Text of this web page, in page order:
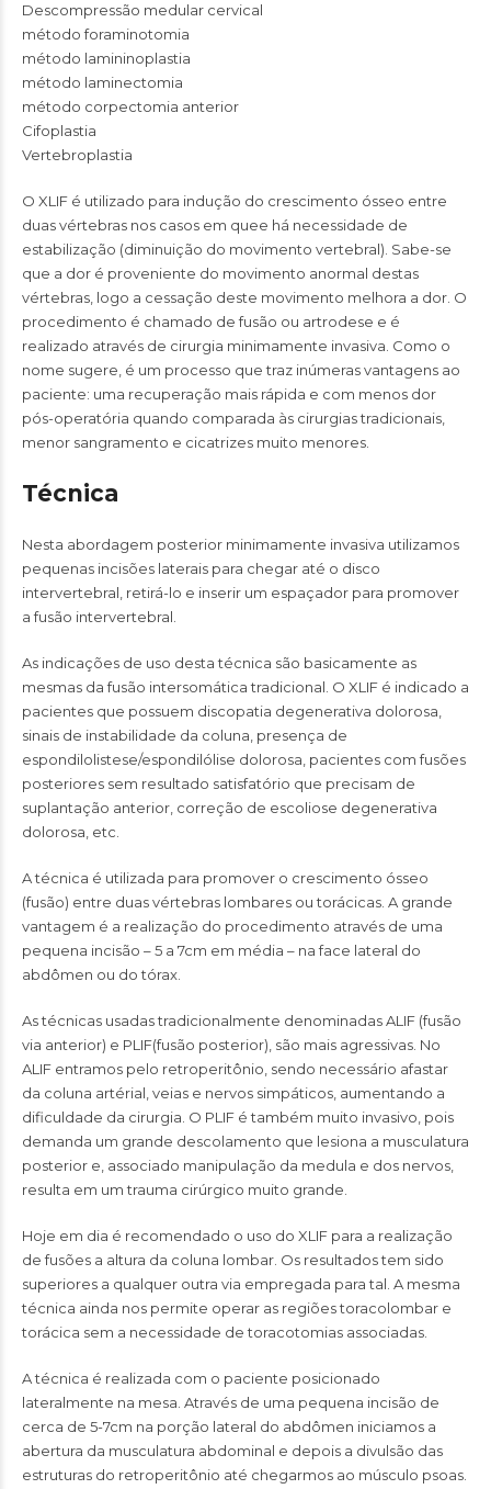
Descompressão medular cervical
método foraminotomia
método lamininoplastia
método laminectomia
método corpectomia anterior
Cifoplastia
Vertebroplastia
O XLIF é utilizado para indução do crescimento ósseo entre
duas vértebras nos casos em quee há necessidade de
estabilização (diminuição do movimento vertebral). Sabe-se
que a dor é proveniente do movimento anormal destas
vértebras, logo a cessação deste movimento melhora a dor. O
procedimento é chamado de fusão ou artrodese e é
realizado através de cirurgia minimamente invasiva. Como o
nome sugere, é um processo que traz inúmeras vantagens ao
paciente: uma recuperação mais rápida e com menos dor
pós-operatória quando comparada às cirurgias tradicionais,
menor sangramento e cicatrizes muito menores.
Técnica
Nesta abordagem posterior minimamente invasiva utilizamos
pequenas incisões laterais para chegar até o disco
intervertebral, retirá-lo e inserir um espaçador para promover
a fusão intervertebral.
As indicações de uso desta técnica são basicamente as
mesmas da fusão intersomática tradicional. O XLIF é indicado a
pacientes que possuem discopatia degenerativa dolorosa,
sinais de instabilidade da coluna, presença de
espondilolistese/espondilólise dolorosa, pacientes com fusões
posteriores sem resultado satisfatório que precisam de
suplantação anterior, correção de escoliose degenerativa
dolorosa, etc.
A técnica é utilizada para promover o crescimento ósseo
(fusão) entre duas vértebras lombares ou torácicas. A grande
vantagem é a realização do procedimento através de uma
pequena incisão – 5 a 7cm em média – na face lateral do
abdômen ou do tórax.
As técnicas usadas tradicionalmente denominadas ALIF (fusão
via anterior) e PLIF(fusão posterior), são mais agressivas. No
ALIF entramos pelo retroperitônio, sendo necessário afastar
da coluna artérial, veias e nervos simpáticos, aumentando a
dificuldade da cirurgia. O PLIF é também muito invasivo, pois
demanda um grande descolamento que lesiona a musculatura
posterior e, associado manipulação da medula e dos nervos,
resulta em um trauma cirúrgico muito grande.
Hoje em dia é recomendado o uso do XLIF para a realização
de fusões a altura da coluna lombar. Os resultados tem sido
superiores a qualquer outra via empregada para tal. A mesma
técnica ainda nos permite operar as regiões toracolombar e
torácica sem a necessidade de toracotomias associadas.
A técnica é realizada com o paciente posicionado
lateralmente na mesa. Através de uma pequena incisão de
cerca de 5-7cm na porção lateral do abdômen iniciamos a
abertura da musculatura abdominal e depois a divulsão das
estruturas do retroperitônio até chegarmos ao músculo psoas.